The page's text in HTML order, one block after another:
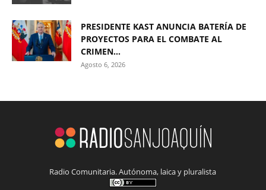
PRESIDENTE KAST ANUNCIA BATERÍA DE
PROYECTOS PARA EL COMBATE AL
CRIMEN...
Agosto 6, 2026
Radio Comunitaria. Autónoma, laica y pluralista